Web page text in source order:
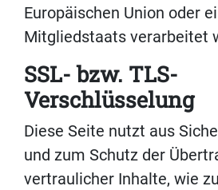
Europäischen Union oder
Mitgliedstaats verarbeitet
SSL- bzw. TLS-
Verschlüsselung
Diese Seite nutzt aus
und zum Schutz der
vertraulicher Inhalte, wie